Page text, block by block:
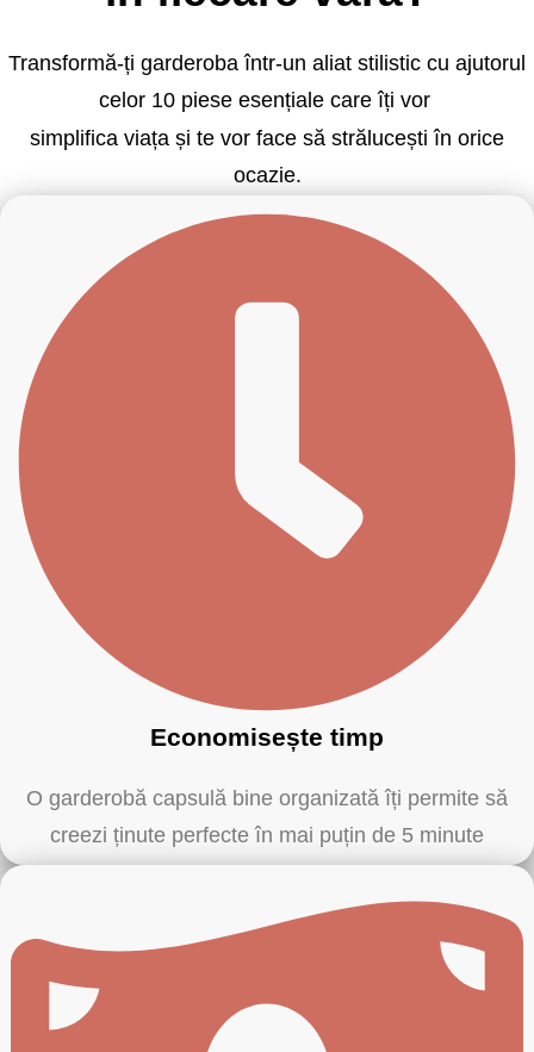
Transformă-ți garderoba într-un aliat stilistic cu ajutorul
celor 10 piese esențiale care îți vor
simplifica viața și te vor face să strălucești în orice
ocazie.
Economisește timp
O garderobă capsulă bine organizată îți permite să
creezi ținute perfecte în mai puțin de 5 minute